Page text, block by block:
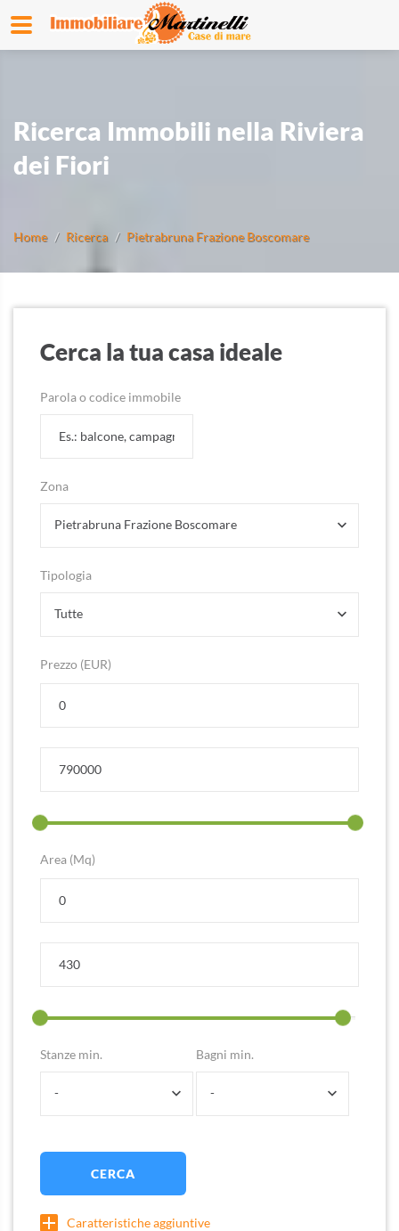
Ricerca Immobili nella Riviera
dei Fiori
Home Ricerca Pietrabruna Frazione Boscomare
Cerca la tua casa ideale
Parola o codice immobile
Zona
Pietrabruna Frazione Boscomare
Tipologia
Tutte
Prezzo (EUR)
Area (Mq)
Stanze min.
-
Bagni min.
-
CERCA
Caratteristiche aggiuntive